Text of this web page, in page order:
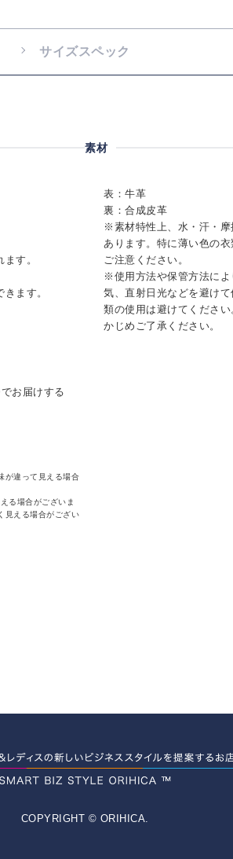
サイズスペック
す。
ます。
お届けする
が違って見える場合
る場合がございま
見える場合がござい
素材
表：牛革
裏：合成皮革
※素材特性上、水・汗・
あります。特に薄い色の
ご注意ください。
※使用方法や保管方法に
気、直射日光などを避け
類の使用は避けてくださ
かじめご了承ください。
COPYRIGHT © ORIHICA.